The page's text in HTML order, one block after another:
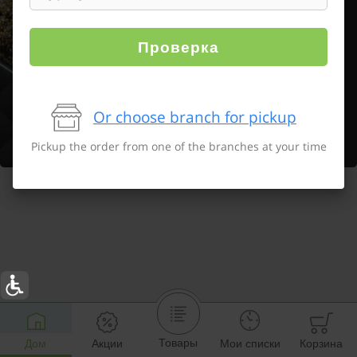
Дом Акции Товары Мои списки Корзина
Проверка
Or choose branch for pickup
Pickup the order from one of the branches at your time